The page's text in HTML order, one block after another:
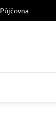
Půjčovna